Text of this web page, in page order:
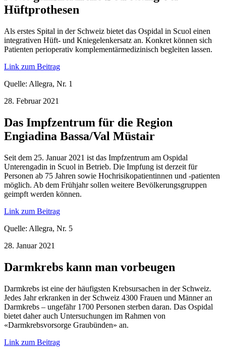
Hüftprothesen
Als erstes Spital in der Schweiz bietet das Ospidal in Scuol einen
integrativen Hüft- und Kniegelenkersatz an. Konkret können sich
Patienten perioperativ komplementärmedizinisch begleiten lassen.
Link zum Beitrag
Quelle: Allegra, Nr. 1
28. Februar 2021
Das Impfzentrum für die Region
Engiadina Bassa/Val Müstair
Seit dem 25. Januar 2021 ist das Impfzentrum am Ospidal
Unterengadin in Scuol in Betrieb. Die Impfung ist derzeit für
Personen ab 75 Jahren sowie Hochrisikopatientinnen und -patienten
möglich. Ab dem Frühjahr sollen weitere Bevölkerungsgruppen
geimpft werden können.
Link zum Beitrag
Quelle: Allegra, Nr. 5
28. Januar 2021
Darmkrebs kann man vorbeugen
Darmkrebs ist eine der häufigsten Krebsursachen in der Schweiz.
Jedes Jahr erkranken in der Schweiz 4300 Frauen und Männer an
Darmkrebs – ungefähr 1700 Personen sterben daran. Das Ospidal
bietet daher auch Untersuchungen im Rahmen von
«Darmkrebsvorsorge Graubünden» an.
Link zum Beitrag